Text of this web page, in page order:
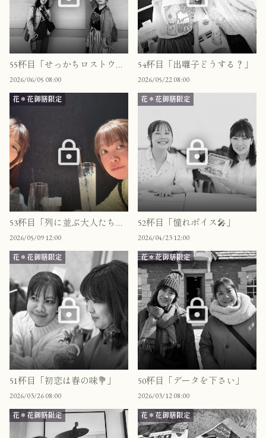
55杯目「せっかちロストウェイ👣」
2026/06/05 08:00
54杯目「出囃子どうする？」
2026/05/22 08:00
花＊花御膳限定
53杯目「列に並ぶ大人たち🎡」
2026/05/09 12:00
花＊花御膳限定
52杯目「憧れボイス🎤」
2026/04/23 12:00
花＊花御膳限定
51杯目「初恋は春の味💐」
2026/03/26 08:00
花＊花御膳限定
50杯目「データを下さい」
2026/03/12 08:00
花＊花御膳限定 花＊花御膳限定